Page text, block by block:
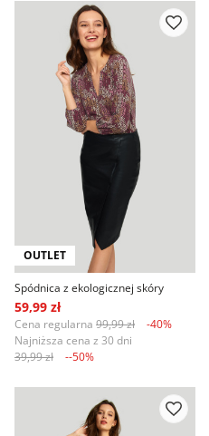
OUTLET
Spódnica z ekologicznej skóry
59,99 zł
Cena regularna 99,99 zł
-40%
Najniższa cena z 30 dni
39,99 zł
--50%